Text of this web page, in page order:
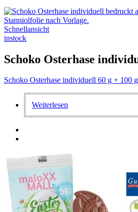
Schnellansicht
instock
Schoko Osterhase
Schoko Osterhase individuell 60 g + 100 g
Weiterlesen